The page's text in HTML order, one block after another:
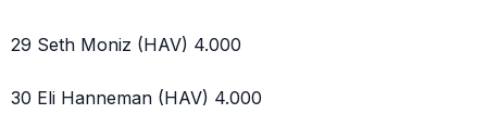
29 Seth Moniz (HAV) 4.000
30 Eli Hanneman (HAV) 4.000